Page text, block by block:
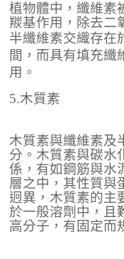
植物體中，纖維素
羰基作用，除去二
半纖維素交織存在
間，而具有填充纖
用。
5.木質素
木質素與纖維素及
分。木質素與碳水
係，有如鋼筋與水
層之中，其性質與
迥異，木質素的主
於一般溶劑中，且
高分子，有固定而